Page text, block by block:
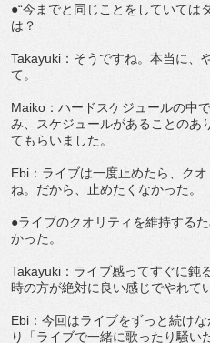
●“今までと同じことをしていては
は？
Takayuki：そうですね。本当に、
て。
Maiko：ハードスケジュールの中
み、スケジュールがあることのあ
てもらいました。
Ebi：ライブは一度止めたら、ク
ね。だから、止めたくなかった。
●ライブのクオリティを維持する
かった。
Takayuki：ライブ感ってすぐに鈍
時の方が絶対に良い感じでやれて
Ebi：今回はライブをずっと続け
り「ライブで一緒に歌ったり騒い